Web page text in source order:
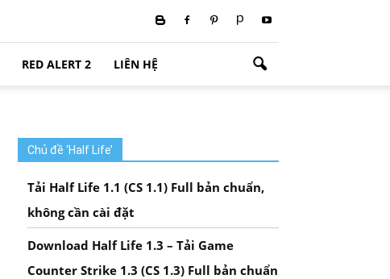
RED ALERT 2 LIÊN HỆ
Chủ đề ‘Half Life’
Tải Half Life 1.1 (CS 1.1) Full bản chuẩn,
không cần cài đặt
Download Half Life 1.3 – Tải Game
Counter Strike 1.3 (CS 1.3) Full bản chuẩn